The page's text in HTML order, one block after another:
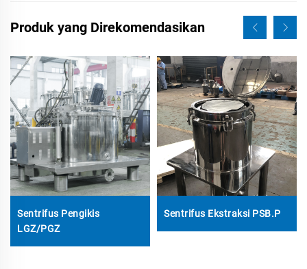
Produk yang Direkomendasikan
Sentrifus Pengikis
LGZ/PGZ
Sentrifus Ekstraksi PSB.P